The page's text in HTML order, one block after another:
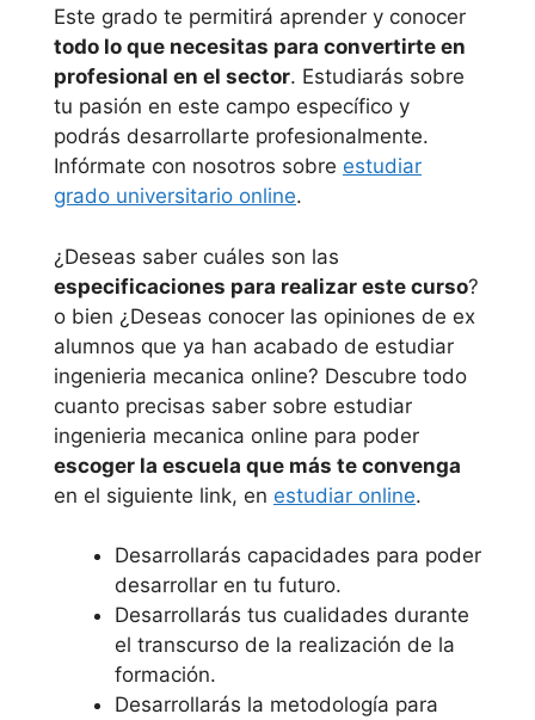
Este grado te permitirá aprender y conocer
todo lo que necesitas para convertirte en
profesional en el sector. Estudiarás sobre
tu pasión en este campo específico y
podrás desarrollarte profesionalmente.
Infórmate con nosotros sobre estudiar
grado universitario online.
¿Deseas saber cuáles son las
especificaciones para realizar este curso?
o bien ¿Deseas conocer las opiniones de ex
alumnos que ya han acabado de estudiar
ingenieria mecanica online? Descubre todo
cuanto precisas saber sobre estudiar
ingenieria mecanica online para poder
escoger la escuela que más te convenga
en el siguiente link, en estudiar online.
Desarrollarás capacidades para poder
desarrollar en tu futuro.
Desarrollarás tus cualidades durante
el transcurso de la realización de la
formación.
Desarrollarás la metodología para